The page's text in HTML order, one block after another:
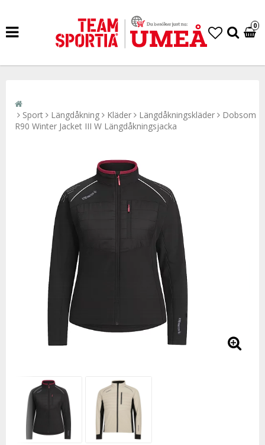
0
Sport Längdåkning Kläder Längdåkningskläder
Dobsom
R90 Winter Jacket III W Längdåkningsjacka